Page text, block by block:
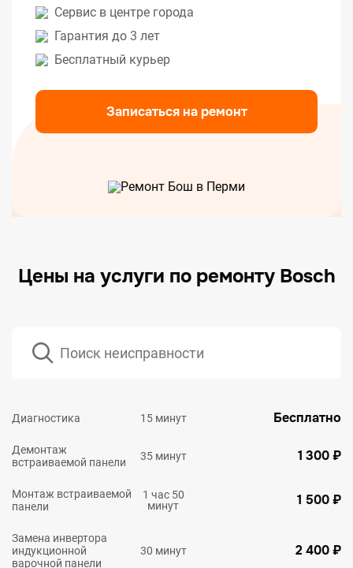
Сервис в центре города
Гарантия до 3 лет
Бесплатный курьер
Записаться на ремонт
Цены на услуги по ремонту Bosch
Диагностика 15 минут Бесплатно
Демонтаж
встраиваемой панели
35 минут 1 300 ₽
Монтаж встраиваемой
панели
1 час 50
минут
1 500 ₽
Замена инвертора
индукционной
варочной панели
30 минут 2 400 ₽